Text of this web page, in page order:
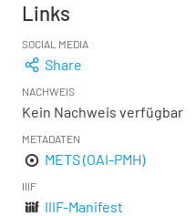
Links
SOCIAL MEDIA
Share
NACHWEIS
Kein Nachweis verfügbar
METADATEN
METS (OAI-PMH)
IIIF
IIIF-Manifest